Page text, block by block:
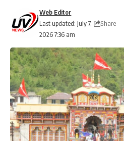
Last updated: July 7,
2026 7:36 am
Web Editor
Share